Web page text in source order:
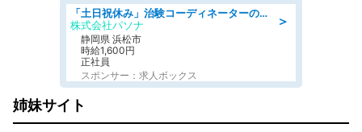
＞
「土日祝休み」治験コーディネーターのお仕事/未経験OK
株式会社パソナ
静岡県 浜松市
時給1,600円
正社員
スポンサー：求人ボックス
姉妹サイト